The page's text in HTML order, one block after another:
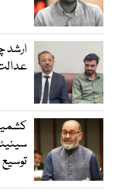
ارشد
توسیع